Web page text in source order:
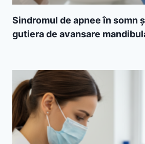
Sindromul de apnee în somn
gutiera de avansare